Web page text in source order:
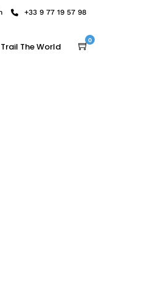
+33 9 77 19 57 98
Trail The World
0